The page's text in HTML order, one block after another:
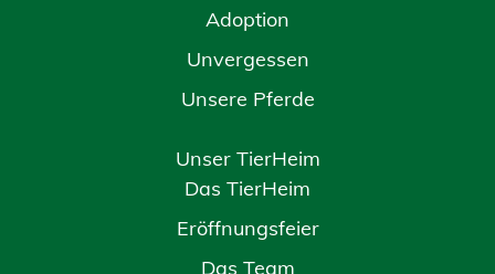
Adoption
Unvergessen
Unsere Pferde
Unser TierHeim
Das TierHeim
Eröffnungsfeier
Das Team